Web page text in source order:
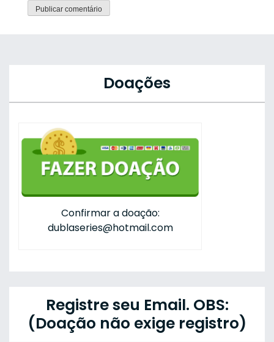
Doações
Confirmar a doação:
dublaseries@hotmail.com
Registre seu Email. OBS:
(Doação não exige registro)